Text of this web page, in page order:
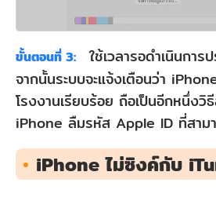
ขั้นตอนที่ 3:
ใช้เวลารอดำเนินกา
จากนั้นระบบจะแจ้งเตือนว่า
โรงงานเรียบร้อย ถือเป็นอีกหนึ่งวิ
iPhone ลืมรหัส Apple ID ที่สาม
iPhone ไม่ซิงค์กับ